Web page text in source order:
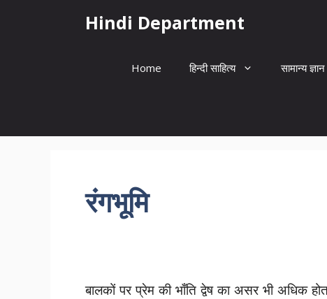
Hindi Department
Home हिन्दी साहित्य सामान्य ज्ञान
रंगभूमि
बालकों पर प्रेम की भाँति द्वेष का असर भी अधिक